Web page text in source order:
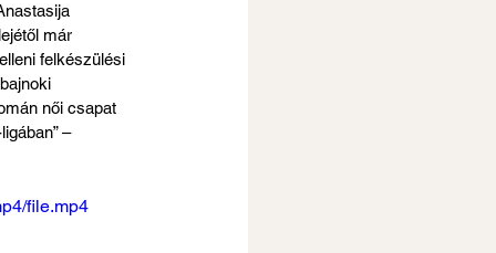
már
felkészülési
női csapat
–
file.mp4